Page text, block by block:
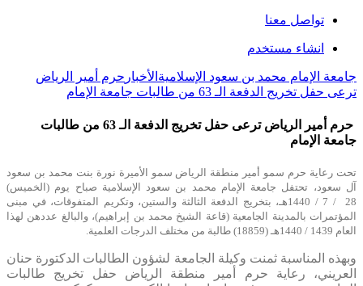
تواصل معنا
انشاء مستخدم
جامعة الإمام محمد بن سعود الإسلامية الأخبار حرم أمير الرياض
ترعى حفل تخريج الدفعة الـ 63 من طالبات جامعة الإمام
حرم أمير الرياض ترعى حفل تخريج الدفعة الـ 63 من طالبات
جامعة الإمام
​​​تحت رعاية حرم سمو أمير منطقة الرياض سمو الأميرة نورة بنت محمد بن سعود
آل سعود، تحتفل جامعة الإمام محمد بن سعود الإسلامية صباح يوم (الخميس)
28 / 7 / 1440هـ، بتخريج الدفعة الثالثة والستين، وتكريم المتفوقات، في مبنى
المؤتمرات بالمدينة الجامعية (قاعة الشيخ محمد بن إبراهيم)، والبالغ عددهن لهذا
العام 1439 / 1440هـ (18859) طالبة من مختلف الدرجات العلمية.
وبهذه المناسبة ثمنت وكيلة الجامعة لشؤون الطالبات الدكتورة حنان
العريني، رعاية حرم أمير منطقة الرياض حفل تخريج طالبات